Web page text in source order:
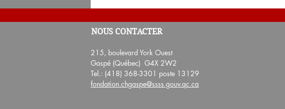
Résultat du 12e tirage de Loterie-Employés
NOUS CONTACTER
215, boulevard York Ouest
Gaspé (Québec) G4X 2W2
Tel.: (418) 368-3301 poste 13129
fondation.chgaspe@ssss.gouv.qc.ca